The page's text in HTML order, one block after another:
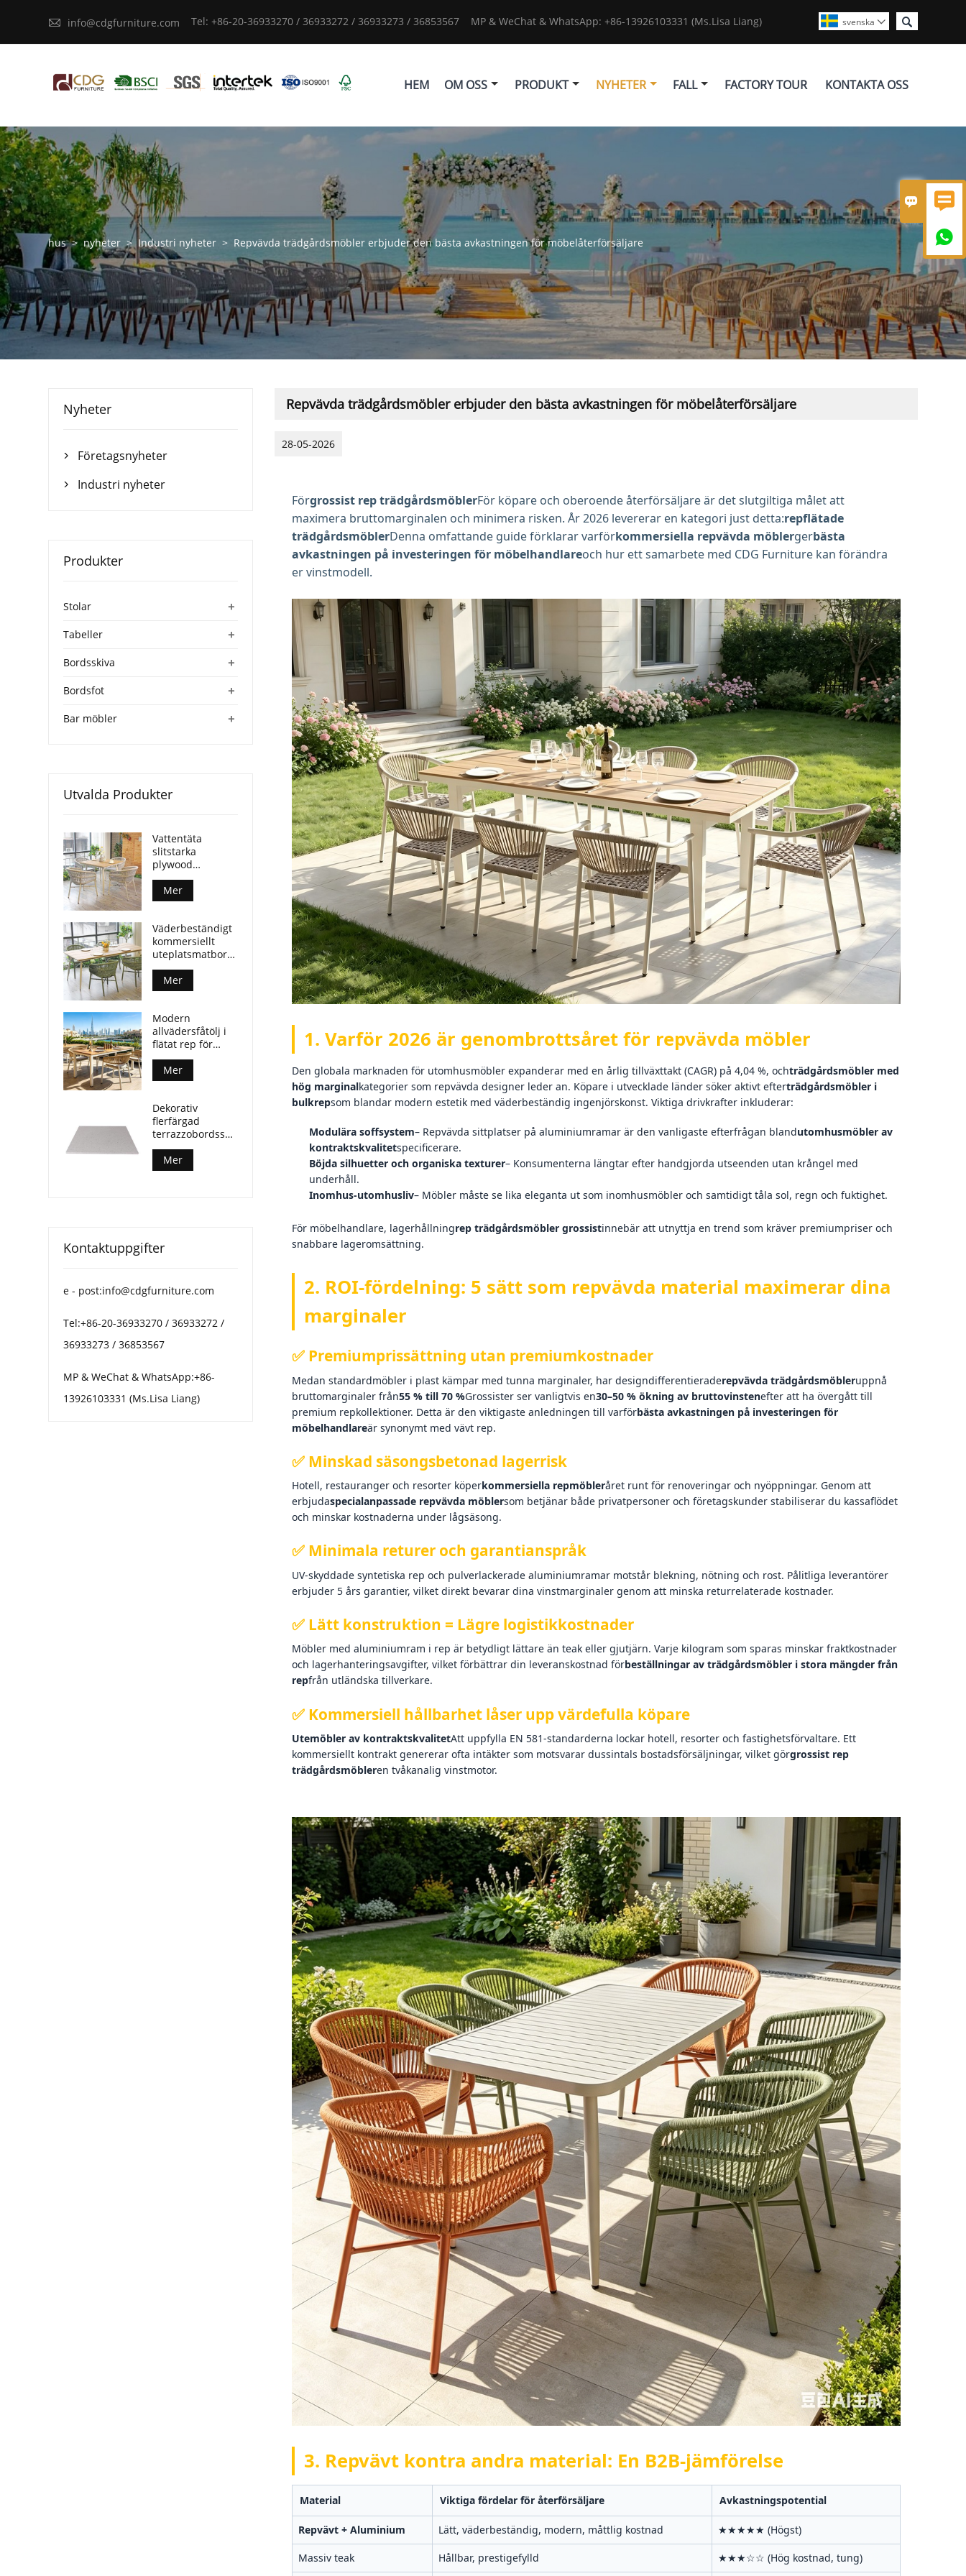
 

 info@cdgfurniture.com Tel: +86-20-36933270 / 36933272 / 36933273 / 36853567 MP & WeChat & WhatsApp: +86-13926103331 (Ms.Lisa Liang) 
svenska 
HEM OM OSS PRODUKT NYHETER FALL FACTORY TOUR KONTAKTA OSS
hus > nyheter > Industri nyheter > Repvävda trädgårdsmöbler erbjuder den bästa avkastningen för möbelåterförsäljare
Repvävda trädgårdsmöbler erbjuder den bästa avkastningen för möbelåterförsäljare
28-05-2026
Förgrossist rep trädgårdsmöblerFör köpare och oberoende återförsäljare är det slutgiltiga målet att
maximera bruttomarginalen och minimera risken. År 2026 levererar en kategori just detta:repflätade
trädgårdsmöblerDenna omfattande guide förklarar varförkommersiella repvävda möblergerbästa
avkastningen på investeringen för möbelhandlareoch hur ett samarbete med CDG Furniture kan förändra
er vinstmodell.
1. Varför 2026 är genombrottsåret för repvävda möbler
Den globala marknaden för utomhusmöbler expanderar med en årlig tillväxttakt (CAGR) på 4,04 %, ochträdgårdsmöbler med
hög marginalkategorier som repvävda designer leder an. Köpare i utvecklade länder söker aktivt efterträdgårdsmöbler i
bulkrepsom blandar modern estetik med väderbeständig ingenjörskonst. Viktiga drivkrafter inkluderar:
Modulära soffsystem– Repvävda sittplatser på aluminiumramar är den vanligaste efterfrågan blandutomhusmöbler av
kontraktskvalitetspecificerare.
Böjda silhuetter och organiska texturer– Konsumenterna längtar efter handgjorda utseenden utan krångel med
underhåll.
Inomhus-utomhusliv– Möbler måste se lika eleganta ut som inomhusmöbler och samtidigt tåla sol, regn och fuktighet.
För möbelhandlare, lagerhållningrep trädgårdsmöbler grossistinnebär att utnyttja en trend som kräver premiumpriser och
snabbare lageromsättning.
2. ROI-fördelning: 5 sätt som repvävda material maximerar dina
marginaler
✅ Premiumprissättning utan premiumkostnader
Medan standardmöbler i plast kämpar med tunna marginaler, har designdifferentieraderepvävda trädgårdsmöbleruppnå
bruttomarginaler från55 % till 70 %Grossister ser vanligtvis en30–50 % ökning av bruttovinstenefter att ha övergått till
premium repkollektioner. Detta är den viktigaste anledningen till varförbästa avkastningen på investeringen för
möbelhandlareär synonymt med vävt rep.
✅ Minskad säsongsbetonad lagerrisk
Hotell, restauranger och resorter köperkommersiella repmöbleråret runt för renoveringar och nyöppningar. Genom att
erbjudaspecialanpassade repvävda möblersom betjänar både privatpersoner och företagskunder stabiliserar du kassaflödet
och minskar kostnaderna under lågsäsong.
✅ Minimala returer och garantianspråk
UV-skyddade syntetiska rep och pulverlackerade aluminiumramar motstår blekning, nötning och rost. Pålitliga leverantörer
erbjuder 5 års garantier, vilket direkt bevarar dina vinstmarginaler genom att minska returrelaterade kostnader.
✅ Lätt konstruktion = Lägre logistikkostnader
Möbler med aluminiumram i rep är betydligt lättare än teak eller gjutjärn. Varje kilogram som sparas minskar fraktkostnader
och lagerhanteringsavgifter, vilket förbättrar din leveranskostnad förbeställningar av trädgårdsmöbler i stora mängder från
repfrån utländska tillverkare.
✅ Kommersiell hållbarhet låser upp värdefulla köpare
Utemöbler av kontraktskvalitetAtt uppfylla EN 581-standarderna lockar hotell, resorter och fastighetsförvaltare. Ett
kommersiellt kontrakt genererar ofta intäkter som motsvarar dussintals bostadsförsäljningar, vilket görgrossist rep
trädgårdsmöbleren tvåkanalig vinstmotor.
3. Repvävt kontra andra material: En B2B-jämförelse
Material Viktiga fördelar för återförsäljare Avkastningspotential
Repvävt + Aluminium Lätt, väderbeständig, modern, måttlig kostnad ★★★★★ (Högst)
Massiv teak Hållbar, prestigefylld ★★★☆☆ (Hög kostnad, tung)
Nyheter
 Företagsnyheter
 Industri nyheter
Produkter
+
Stolar
+
Tabeller
+
Bordsskiva
+
Bordsfot
+
Bar möbler
Utvalda Produkter
Vattentäta
slitstarka
plywood
utomhusbord
aluminiumben
för kommersiella
Mer
Väderbeständigt
kommersiellt
uteplatsmatbord
i plywood med
aluminiumben
Mer
Modern
allvädersfåtölj i
flätat rep för
utomhusmatplatser
Mer
Dekorativ
flerfärgad
terrazzobordsskiva
för soffbord på
uteplatsen
Mer
Kontaktuppgifter
e - post:info@cdgfurniture.com
Tel:+86-20-36933270 / 36933272 /
36933273 / 36853567
MP & WeChat & WhatsApp:+86-
13926103331 (Ms.Lisa Liang)